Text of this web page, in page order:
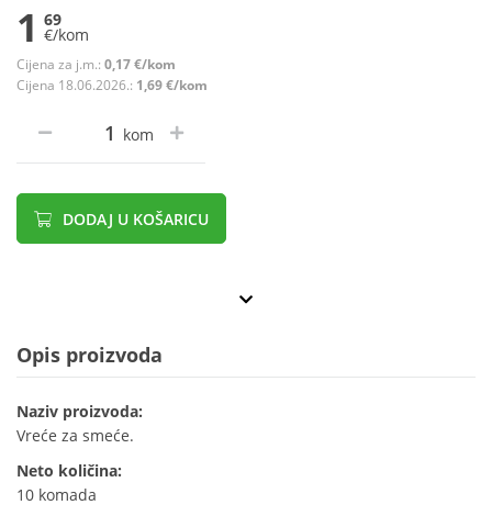
1 69
€/kom
Cijena za j.m.: 0,17 €/kom
Cijena 18.06.2026.: 1,69 €/kom
kom
DODAJ U KOŠARICU
Opis proizvoda
Naziv proizvoda:
Vreće za smeće.
Neto količina:
10 komada